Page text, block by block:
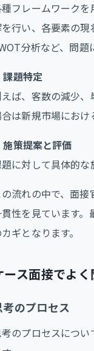
フレームワーク
行い、各要素の
分析など、問
課題特定
ば、客数の減少
は新規市場にお
施策提案と評価
に対して具体的
の流れの中で、面
性を見ています
ギとなります。
ース面接でよ
考のプロセス
のプロセスにつ